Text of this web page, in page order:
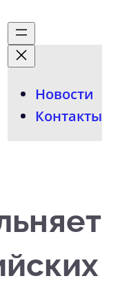
Новости
Контакты